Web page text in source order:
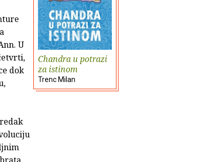
Chandra u potrazi
za istinom
Trenc Milan
U
dok